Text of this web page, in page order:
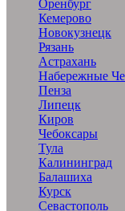
Оренбург
Кемерово
Новокузнецк
Рязань
Астрахань
Набережные
Пенза
Липецк
Киров
Чебоксары
Тула
Калининград
Балашиха
Курск
Севастополь